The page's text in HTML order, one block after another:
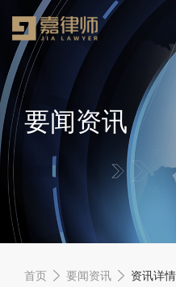
要闻资讯
首页 要闻资讯 资讯详情